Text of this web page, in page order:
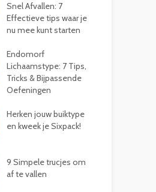
Snel Afvallen: 7
Effectieve tips waar je
nu mee kunt starten
Endomorf
Lichaamstype: 7 Tips,
Tricks & Bijpassende
Oefeningen
Herken jouw buiktype
en kweek je Sixpack!
9 Simpele trucjes om
af te vallen